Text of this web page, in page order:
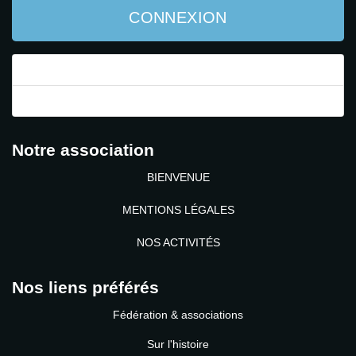
CONNEXION
Notre association
BIENVENUE
MENTIONS LÉGALES
NOS ACTIVITÉS
Nos liens préférés
Fédération & associations
Sur l'histoire